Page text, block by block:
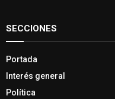
SECCIONES
Portada
Interés general
Política